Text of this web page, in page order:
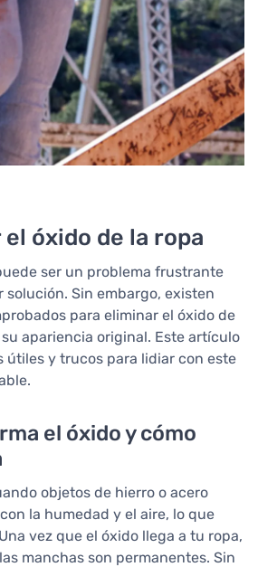
óxido de la ropa
ser un problema frustrante
solución. Sin embargo, existen
para eliminar el óxido de
apariencia original. Este artículo
útiles y trucos para lidiar con este
el óxido y cómo
objetos de hierro o acero
la humedad y el aire, lo que
vez que el óxido llega a tu ropa,
manchas son permanentes. Sin